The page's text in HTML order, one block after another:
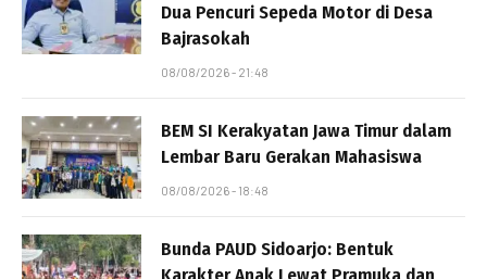
Dua Pencuri Sepeda Motor di Desa
Bajrasokah
08/08/2026 - 21:48
BEM SI Kerakyatan Jawa Timur dalam
Lembar Baru Gerakan Mahasiswa
08/08/2026 - 18:48
Bunda PAUD Sidoarjo: Bentuk